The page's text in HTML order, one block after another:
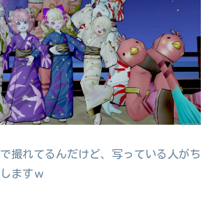
撮れてるんだけど、写っている人がち
ますｗ